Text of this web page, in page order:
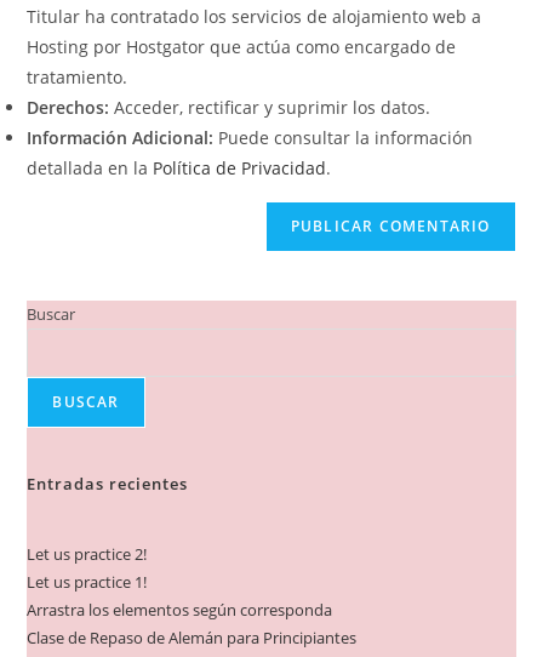
Titular ha contratado los servicios de alojamiento web a
Hosting por Hostgator que actúa como encargado de
tratamiento.
Derechos: Acceder, rectificar y suprimir los datos.
Información Adicional: Puede consultar la información
detallada en la Política de Privacidad.
Buscar
BUSCAR
Entradas recientes
Let us practice 2!
Let us practice 1!
Arrastra los elementos según corresponda
Clase de Repaso de Alemán para Principiantes